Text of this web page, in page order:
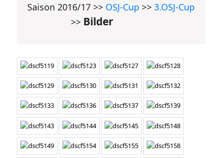
Saison 2016/17 >> OSJ-Cup >> 3.OSJ-Cup
>> Bilder